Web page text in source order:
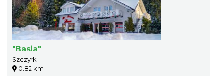
"Basia"
Szczyrk
0.82 km